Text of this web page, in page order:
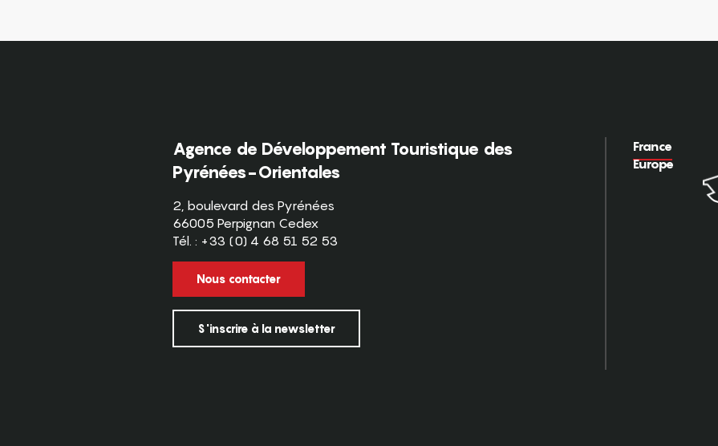
Agence de Développement Touristique des
Pyrénées-Orientales
2, boulevard des Pyrénées
66005 Perpignan Cedex
Tél. : +33 (0) 4 68 51 52 53
Nous contacter
S'inscrire à la newsletter
France
Europe